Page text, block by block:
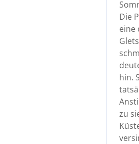
Die
eine
hin.
zu